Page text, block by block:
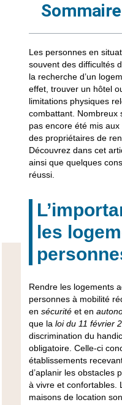
Sommaire
Les personnes en
souvent des difficultés
la recherche d’un
effet, trouver un hôtel
limitations physiques
combattant. Nombreux
pas encore été mis
des propriétaires de
Découvrez dans cet
ainsi que quelques
réussi.
les
Rendre les logements
personnes à mobilité
en sécuritéet en
que la loi du 11 février
discrimination du
obligatoire. Celle-ci
établissements
d’aplanir les obstacles
à vivre et confortables.
maisons de location